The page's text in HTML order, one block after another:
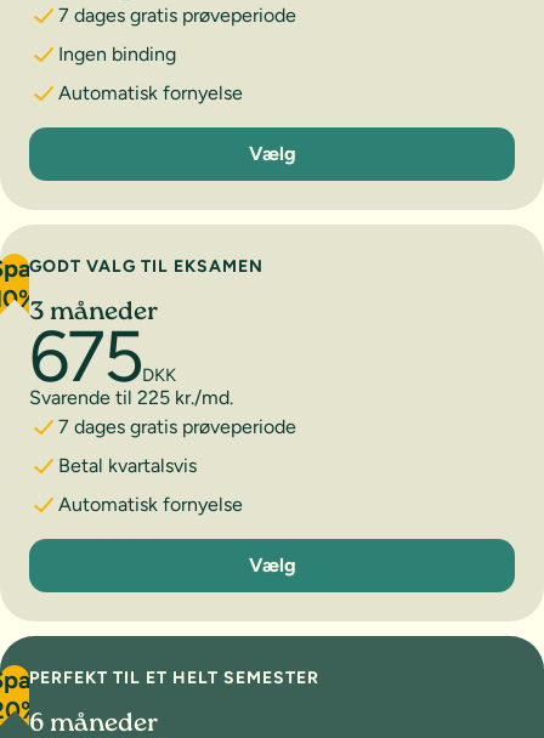
7 dages gratis prøveperiode
Ingen binding
Automatisk fornyelse
1 måned
Vælg
GODT VALG TIL EKSAMEN
3 måneder
675DKK
Svarende til 225 kr./md.
7 dages gratis prøveperiode
Betal kvartalsvis
Automatisk fornyelse
3 måneder
Vælg
PERFEKT TIL ET HELT SEMESTER
6 måneder